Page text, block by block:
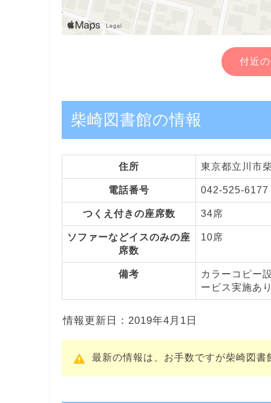
付近
柴崎図書館の情報
住所 東京都立川市
電話番号 042-525-6177
つくえ付きの座席数 34席
ソファーなどイスのみの座
席数
10席
備考
カラーコピー
ービス実施あ
情報更新日：2019年4月1日
最新の情報は、お手数ですが柴崎図